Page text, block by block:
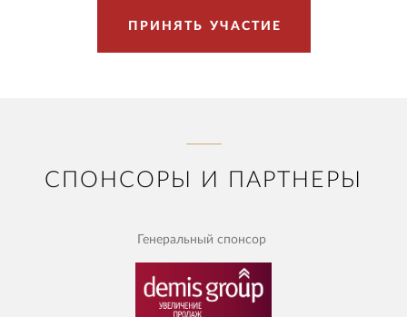
П Р И Н Я Т Ь УЧ АСТ И Е
СПОНСОРЫ И ПАРТНЕРЫ
Генеральный спонсор